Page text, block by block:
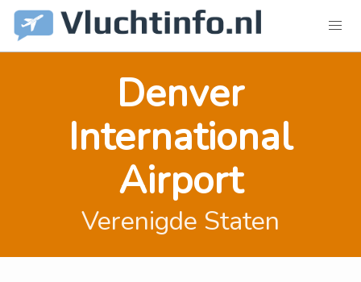
Denver
International
Airport
Verenigde Staten